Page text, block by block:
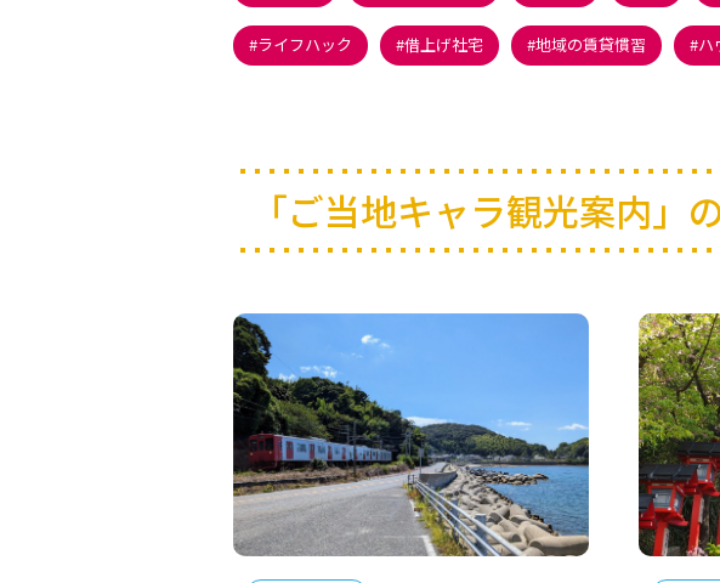
ライフハック 借上げ社宅 地域の賃貸慣習 ハ
「ご当地キャラ観光案内」